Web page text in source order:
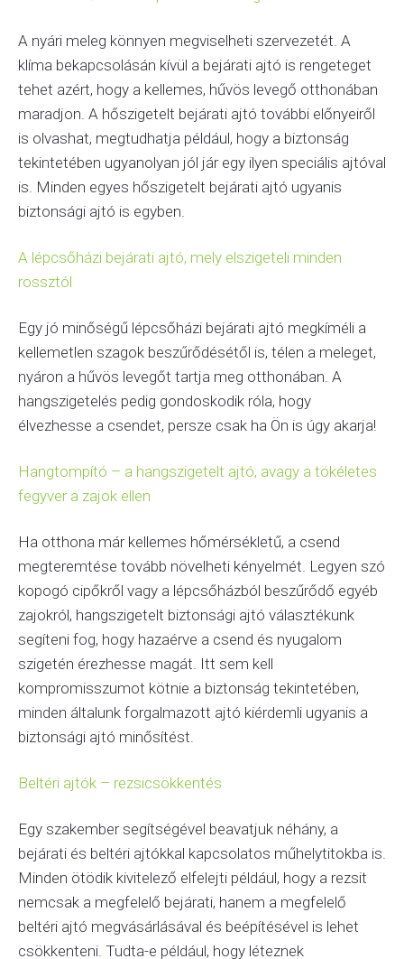
A nyári meleg könnyen megviselheti szervezetét. A
klíma bekapcsolásán kívül a bejárati ajtó is rengeteget
tehet azért, hogy a kellemes, hűvös levegő otthonában
maradjon. A hőszigetelt bejárati ajtó további előnyeiről
is olvashat, megtudhatja például, hogy a biztonság
tekintetében ugyanolyan jól jár egy ilyen speciális ajtóval
is. Minden egyes hőszigetelt bejárati ajtó ugyanis
biztonsági ajtó is egyben.
A lépcsőházi bejárati ajtó, mely elszigeteli minden
rossztól
Egy jó minőségű lépcsőházi bejárati ajtó megkíméli a
kellemetlen szagok beszűrődésétől is, télen a meleget,
nyáron a hűvös levegőt tartja meg otthonában. A
hangszigetelés pedig gondoskodik róla, hogy
élvezhesse a csendet, persze csak ha Ön is úgy akarja!
Hangtompító – a hangszigetelt ajtó, avagy a tökéletes
fegyver a zajok ellen
Ha otthona már kellemes hőmérsékletű, a csend
megteremtése tovább növelheti kényelmét. Legyen szó
kopogó cipőkről vagy a lépcsőházból beszűrődő egyéb
zajokról, hangszigetelt biztonsági ajtó választékunk
segíteni fog, hogy hazaérve a csend és nyugalom
szigetén érezhesse magát. Itt sem kell
kompromisszumot kötnie a biztonság tekintetében,
minden általunk forgalmazott ajtó kiérdemli ugyanis a
biztonsági ajtó minősítést.
Beltéri ajtók – rezsicsökkentés
Egy szakember segítségével beavatjuk néhány, a
bejárati és beltéri ajtókkal kapcsolatos műhelytitokba is.
Minden ötödik kivitelező elfelejti például, hogy a rezsit
nemcsak a megfelelő bejárati, hanem a megfelelő
beltéri ajtó megvásárlásával és beépítésével is lehet
csökkenteni. Tudta-e például, hogy léteznek